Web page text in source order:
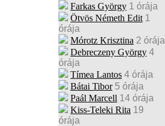
Farkas György 1 órája
Ötvös Németh Edit 1
órája
Mórotz Krisztina 2 órája
Debreczeny György 4
órája
Tímea Lantos 4 órája
Bátai Tibor 5 órája
Paál Marcell 14 órája
Kiss-Teleki Rita 19
órája